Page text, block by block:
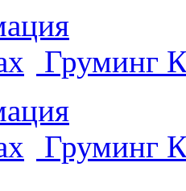
Груминг
Груминг